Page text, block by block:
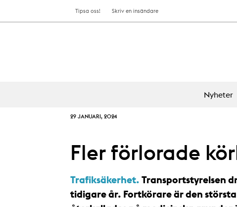
Tipsa oss! Skriv en insändare
Nyheter
29 JANUARI, 2024
Fler förlorade
Trafiksäkerhet. Transportstyrelsen
tidigare år. Fortkörare är den